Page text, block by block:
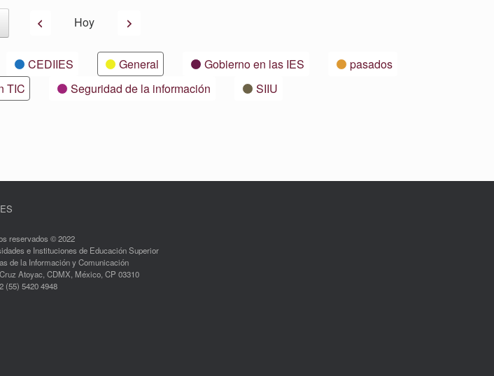
AnteriorHoy Siguiente
CEDIIES General Gobierno en las IES
pasados
TIC Seguridad de la información
SIIU
reservados © 2022
e Instituciones de Educación Superior
de la Información y Comunicación
Atoyac, CDMX, México, CP 03310
(55) 5420 4948